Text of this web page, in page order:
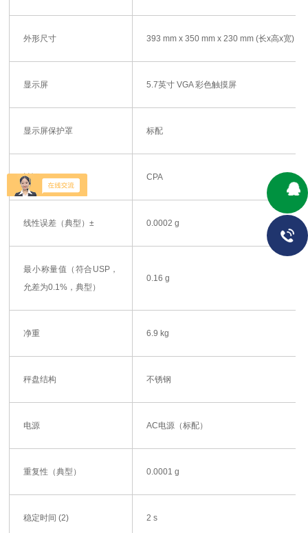
外形尺寸 393 mm x 350 mm x 230 mm (长x高x宽)
显示屏 5.7英寸 VGA 彩色触摸屏
显示屏保护罩 标配
认证 CPA
线性误差（典型）± 0.0002 g
最小称量值（符合USP，
允差为0.1%，典型）
0.16 g
净重 6.9 kg
秤盘结构 不锈钢
电源 AC电源（标配）
重复性（典型） 0.0001 g
稳定时间 (2) 2 s